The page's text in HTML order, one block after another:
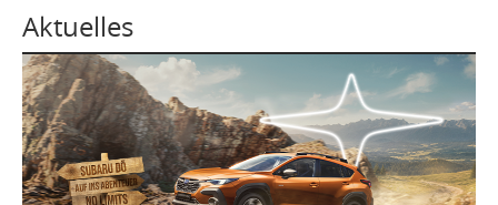
Aktuelles